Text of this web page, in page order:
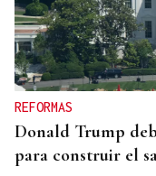
AFECTA A LA
Madres de
escolar
REFORMAS
Donald Trump
para construir el